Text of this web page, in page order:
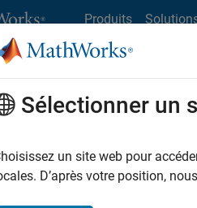
Produits
chez MathWorks
nos opportunités Adresses de
Sélectionner un
un site web pour
D’après votre position,